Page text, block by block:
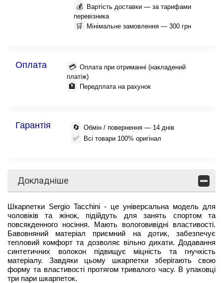
💰
Вартість доставки — за тарифами
перевізника
🛒 Мінімальне замовлення — 300 грн
Оплата 💳 Оплата при отриманні (накладений
платіж)
🏦 Передплата на рахунок
Гарантія 🔄 Обмін / повернення — 14 днів
✅ Всі товари 100% оригінал
Докладніше
Шкарпетки Sergio Tacchini - це універсальна модель для
чоловіків та жінок, підійдуть для занять спортом та
повсякденного носіння. Мають вологовивідні властивості.
Бавовняний матеріал приємний на дотик, забезпечує
тепловий комфорт та дозволяє вільно дихати. Додавання
синтетичних волокон підвищує міцність та гнучкість
матеріалу. Завдяки цьому шкарпетки зберігають свою
форму та властивості протягом тривалого часу. В упаковці
три пари шкарпеток.